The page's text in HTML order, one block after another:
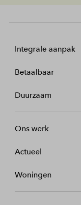
Integrale aanpak
Betaalbaar
Duurzaam
Ons werk
Actueel
Woningen